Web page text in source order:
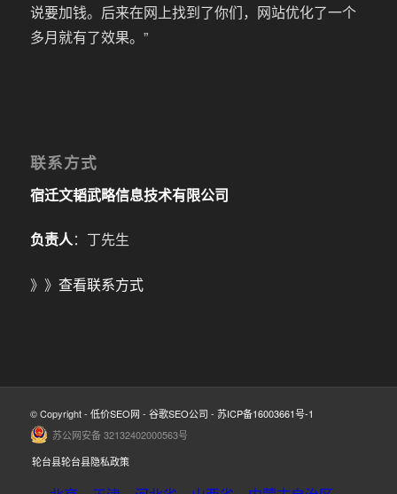
说要加钱。后来在网上找到了你们，网站优化了一个
多月就有了效果。”
联系方式
宿迁文韬武略信息技术有限公司
负责人：丁先生
》》 查看联系方式
© Copyright - 低价SEO网 - 谷歌SEO公司 - 苏ICP备16003661号-1
苏公网安备 32132402000563号
轮台县轮台县隐私政策